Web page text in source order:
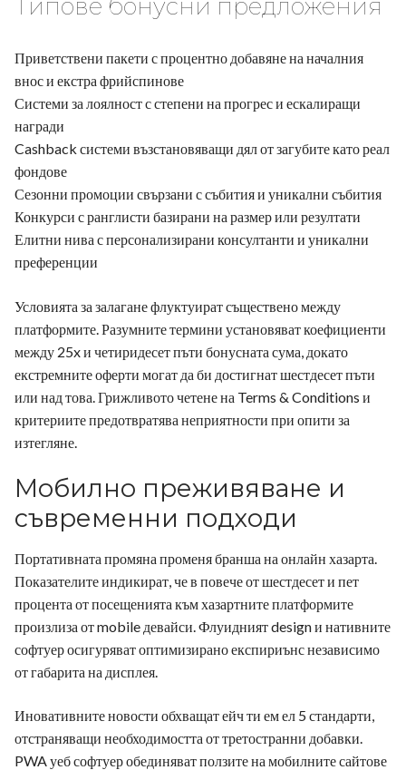
Типове бонусни предложения
Приветствени пакети с процентно добавяне на началния
внос и екстра фрийспинове
Системи за лоялност с степени на прогрес и ескалиращи
награди
Cashback системи възстановяващи дял от загубите като реал
фондове
Сезонни промоции свързани с събития и уникални събития
Конкурси с ранглисти базирани на размер или резултати
Елитни нива с персонализирани консултанти и уникални
преференции
Условията за залагане флуктуират съществено между
платформите. Разумните термини установяват коефициенти
между 25x и четиридесет пъти бонусната сума, докато
екстремните оферти могат да би достигнат шестдесет пъти
или над това. Грижливото четене на Terms & Conditions и
критериите предотвратява неприятности при опити за
изтегляне.
Мобилно преживяване и
съвременни подходи
Портативната промяна променя бранша на онлайн хазарта.
Показателите индикират, че в повече от шестдесет и пет
процента от посещенията към хазартните платформите
произлиза от mobile девайси. Флуидният design и нативните
софтуер осигуряват оптимизирано експириънс независимо
от габарита на дисплея.
Иновативните новости обхващат ейч ти ем ел 5 стандарти,
отстраняващи необходимостта от третостранни добавки.
PWA уеб софтуер обединяват ползите на мобилните сайтове